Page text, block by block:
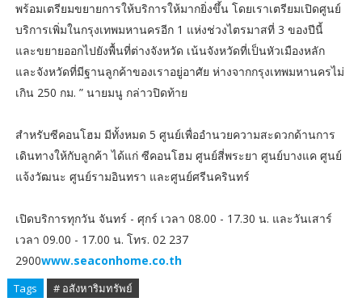
พร้อมเตรียมขยายการให้บริการให้มากยิ่งขึ้น โดยเราเตรียมเปิดศูนย์
บริการเพิ่มในกรุงเทพมหานครอีก 1 แห่งช่วงไตรมาสที่ 3 ของปีนี้
และขยายออกไปยังพื้นที่ต่างจังหวัด เน้นจังหวัดที่เป็นหัวเมืองหลัก
และจังหวัดที่มีฐานลูกค้าของเราอยู่อาศัย ห่างจากกรุงเทพมหานครไม่
เกิน 250 กม. ” นายมนู กล่าวปิดท้าย
สำหรับซีคอนโฮม มีทั้งหมด 5 ศูนย์เพื่ออำนวยความสะดวกด้านการ
เดินทางให้กับลูกค้า ได้แก่ ซีคอนโฮม ศูนย์สี่พระยา ศูนย์บางแค ศูนย์
แจ้งวัฒนะ ศูนย์รามอินทรา และศูนย์ศรีนครินทร์
เปิดบริการทุกวัน จันทร์ - ศุกร์ เวลา 08.00 - 17.30 น. และวันเสาร์
เวลา 09.00 - 17.00 น. โทร. 02 237
2900www.seaconhome.co.th
Tags # อสังหาริมทรัพย์